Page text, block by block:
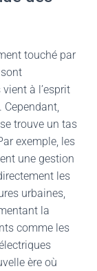
touché par
à l’esprit
trouve un tas
exemple, les
une gestion
les
urbaines,
la
comme les
ère où